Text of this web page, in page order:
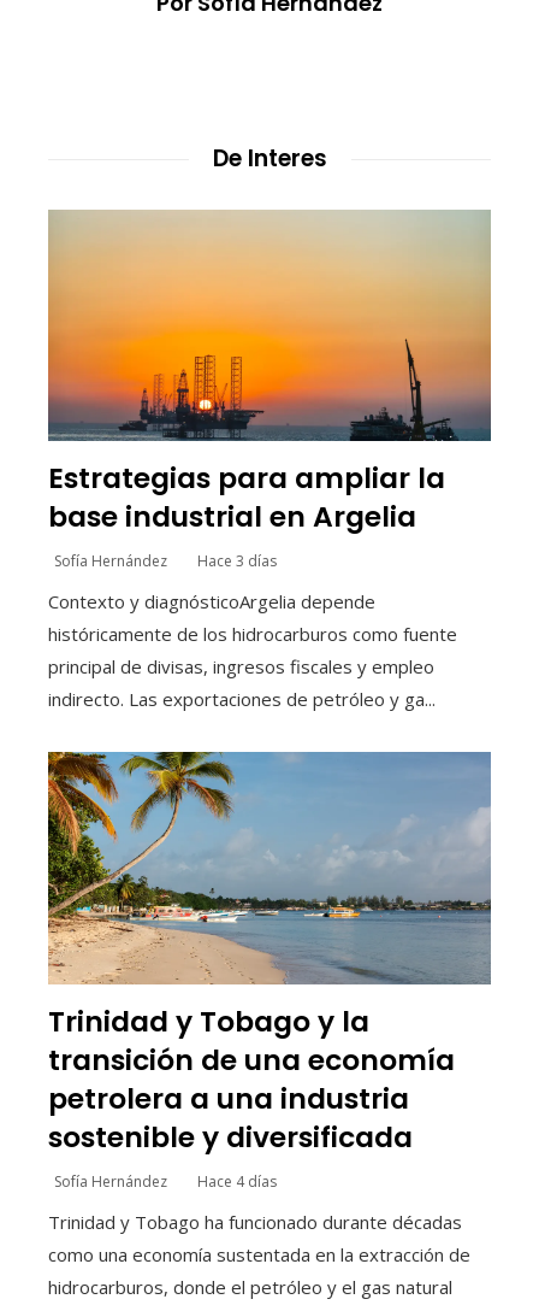
De Interes
Estrategias para ampliar la
base industrial en Argelia
Sofía Hernández Hace 3 días
Contexto y diagnósticoArgelia depende
históricamente de los hidrocarburos como fuente
principal de divisas, ingresos fiscales y empleo
indirecto. Las exportaciones de petróleo y ga...
Trinidad y Tobago y la
transición de una economía
petrolera a una industria
sostenible y diversificada
Sofía Hernández Hace 4 días
Trinidad y Tobago ha funcionado durante décadas
como una economía sustentada en la extracción de
hidrocarburos, donde el petróleo y el gas natural